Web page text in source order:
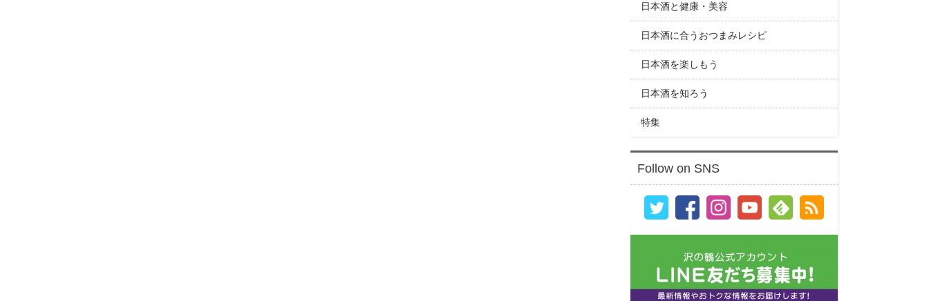
日本酒と健康・美容
日本酒に合うおつまみレシピ
日本酒を楽しもう
日本酒を知ろう
特集
Follow on SNS